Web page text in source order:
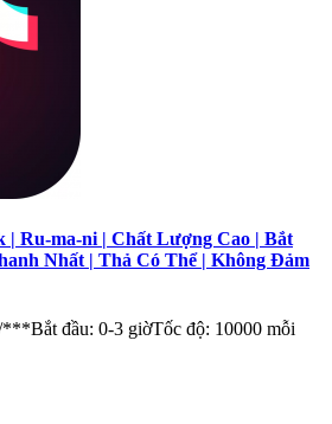
| Ru-ma-ni | Chất Lượng Cao | Bắt
Nhất | Thả Có Thể | Không Đảm
đầu: 0-3 giờTốc độ: 10000 mỗi